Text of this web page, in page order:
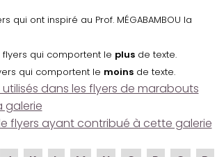
qui ont inspiré au Prof. MÉGABAMBOU la
flyers qui comportent le plusde texte.
qui comportent le moinsde texte.
dans les flyers de marabouts
galerie
flyers ayant contribué à cette galerie